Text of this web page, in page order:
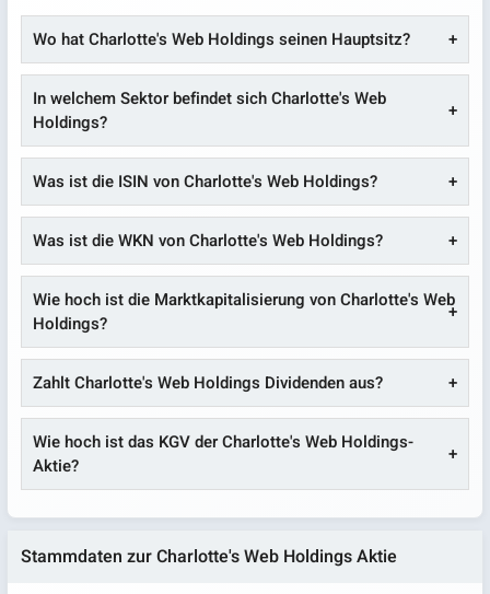
Wo hat Charlotte's Web Holdings seinen Hauptsitz?
In welchem Sektor befindet sich Charlotte's Web
Holdings?
Was ist die ISIN von Charlotte's Web Holdings?
Was ist die WKN von Charlotte's Web Holdings?
Wie hoch ist die Marktkapitalisierung von Charlotte's Web
Holdings?
Zahlt Charlotte's Web Holdings Dividenden aus?
Wie hoch ist das KGV der Charlotte's Web Holdings-
Aktie?
Stammdaten zur Charlotte's Web Holdings Aktie